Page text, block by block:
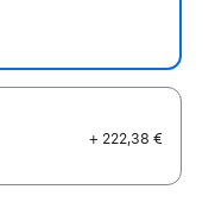
+ 222,38 €